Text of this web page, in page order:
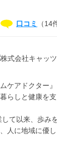
口コミ （14
ケアドクター』
らしと健康を
て以来、歩み
人に地域に優